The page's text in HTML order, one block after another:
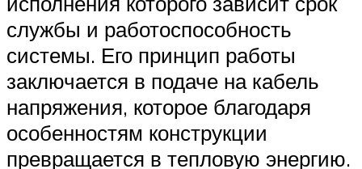
службы и работоспособность
системы. Его принцип работы
заключается в подаче на кабель
напряжения, которое благодаря
особенностям конструкции
превращается в тепловую энергию.